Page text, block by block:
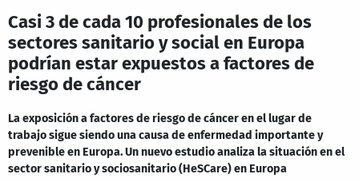
Casi 3 de cada 10 profesionales de los
sectores sanitario y social en Europa
podrían estar expuestos a factores de
riesgo de cáncer
La exposición a factores de riesgo de cáncer en el lugar de
trabajo sigue siendo una causa de enfermedad importante y
prevenible en Europa. Un nuevo estudio analiza la situación en el
sector sanitario y sociosanitario (HeSCare) en Europa